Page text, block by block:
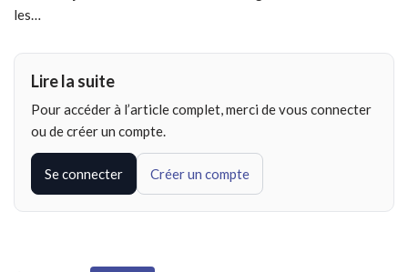
les…
Lire la suite
Pour accéder à l’article complet, merci de vous connecter
ou de créer un compte.
Se connecter Créer un compte